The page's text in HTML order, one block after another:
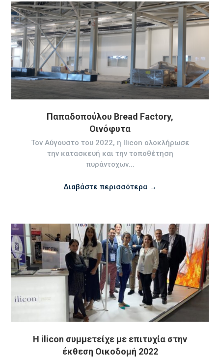
Παπαδοπούλου Bread Factory,
Οινόφυτα
Τον Αύγουστο του 2022, η Ilicon ολοκλήρωσε
την κατασκευή και την τοποθέτηση
πυράντοχων...
Διαβάστε περισσότερα →
Η ilicon συμμετείχε με επιτυχία στην
έκθεση Οικοδομή 2022